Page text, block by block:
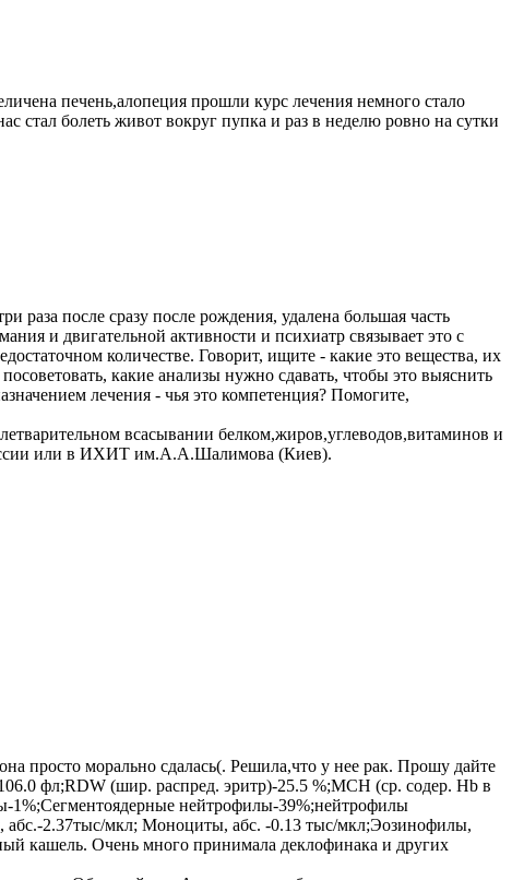
печень,алопеция прошли курс лечения немного стало
стал болеть живот вокруг пупка и раз в неделю ровно на сутки
раза после сразу после рождения, удалена большая часть
и двигательной активности и психиатр связывает это с
количестве. Говорит, ищите - какие это вещества, их
какие анализы нужно сдавать, чтобы это выяснить
лечения - чья это компетенция? Помогите,
всасывании белком,жиров,углеводов,витаминов и
или в ИХИТ им.А.А.Шалимова (Киев).
просто морально сдалась(. Решила,что у нее рак. Прошу дайте
фл;RDW (шир. распред. эритр)-25.5 %;MCH (ср. содер. Hb в
1%;Сегментоядерные нейтрофилы-39%;нейтрофилы
2.37тыс/мкл; Моноциты, абс. -0.13 тыс/мкл;Эозинофилы,
кашель. Очень много принимала деклофинака и других